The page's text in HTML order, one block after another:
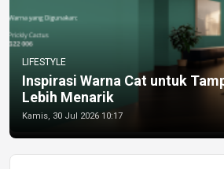
LIFESTYLE
Inspirasi Warna Cat untuk
Lebih Menarik
Kamis, 30 Jul 2026 10:17